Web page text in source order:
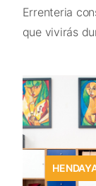
Errenteria
que vivirás